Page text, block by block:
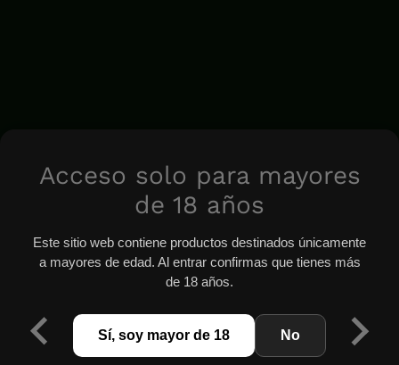
Acceso solo para mayores
de 18 años
Este sitio web contiene productos destinados únicamente
a mayores de edad. Al entrar confirmas que tienes más
de 18 años.
Sí, soy mayor de 18 No